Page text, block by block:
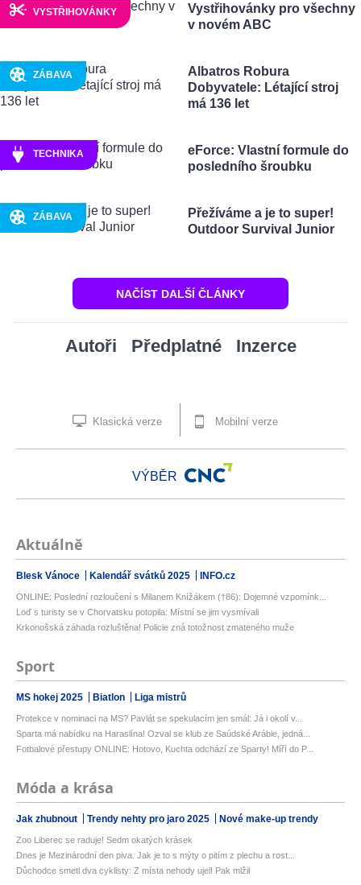
VYSTŘIHOVÁNKY
Vystřihovánky pro všechny
v novém ABC
ZÁBAVA
Albatros Robura
Dobyvatele: Létající stroj
má 136 let
TECHNIKA
eForce: Vlastní formule do
posledního šroubku
ZÁBAVA
Přežíváme a je to super!
Outdoor Survival Junior
NAČÍST DALŠÍ ČLÁNKY
Autoři Předplatné Inzerce
Klasická verze Mobilní verze
VÝBĚR
Aktuálně
Blesk Vánoce Kalendář svátků 2025 INFO.cz
ONLINE: Poslední rozloučení s Milanem Knížákem (†86): Dojemné vzpomínk...
Loď s turisty se v Chorvatsku potopila: Místní se jim vysmívali
Krkonošská záhada rozluštěna! Policie zná totožnost zmateného muže
Sport
MS hokej 2025 Biatlon Liga mistrů
Protekce v nominaci na MS? Pavlát se spekulacím jen smál: Já i okolí v...
Sparta má nabídku na Haraslína! Ozval se klub ze Saúdské Arábie, jedná...
Fotbalové přestupy ONLINE: Hotovo, Kuchta odchází ze Sparty! Míří do P...
Móda a krása
Jak zhubnout Trendy nehty pro jaro 2025 Nové make-up trendy
Zoo Liberec se raduje! Sedm okatých krásek
Dnes je Mezinárodní den piva. Jak je to s mýty o pitím z plechu a rost...
Důchodce smetl dva cyklisty: Z místa nehody ujel! Pak mlžil